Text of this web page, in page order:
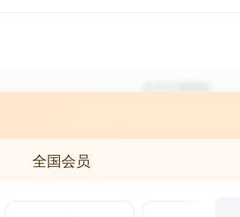
全国会员